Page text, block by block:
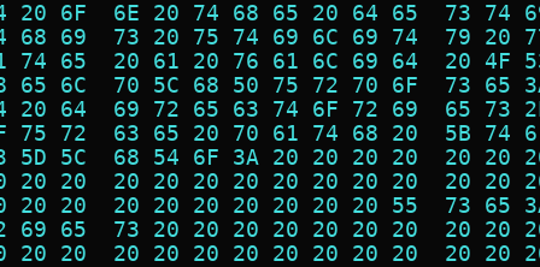
20 6F  6E 20 74 68 65 20 64 65  73
68 69  73 20 75 74 69 6C 69 74  79
74 65  20 61 20 76 61 6C 69 64  20
65 6C  70 5C 68 50 75 72 70 6F  73
20 64  69 72 65 63 74 6F 72 69  65
75 72  63 65 20 70 61 74 68 20  5B
5D 5C  68 54 6F 3A 20 20 20 20  20
20 20  20 20 20 20 20 20 20 20  20
20 20  20 20 20 20 20 20 20 55  73
69 65  73 20 20 20 20 20 20 20  20
20 20  20 20 20 20 20 20 20 20  20